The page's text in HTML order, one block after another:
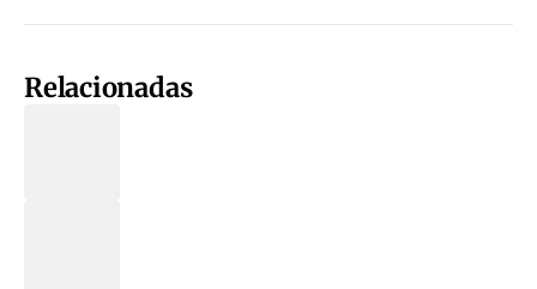
Relacionadas